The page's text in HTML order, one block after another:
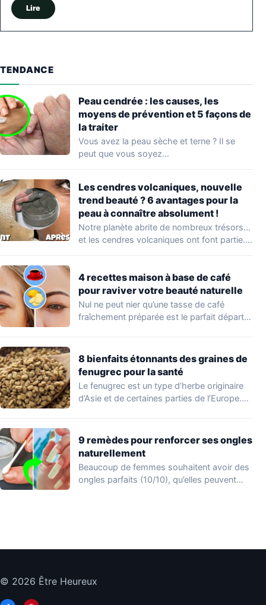
Lire
TENDANCE
Peau cendrée : les causes, les
moyens de prévention et 5 façons de
la traiter
Vous avez la peau sèche et terne ? Il se
peut que vous soyez…
Les cendres volcaniques, nouvelle
trend beauté ? 6 avantages pour la
peau à connaître absolument !
Notre planète abrite de nombreux trésors…
et les cendres volcaniques ont font partie.
4 recettes maison à base de café
pour raviver votre beauté naturelle
Nul ne peut nier qu’une tasse de café
fraîchement préparée est le parfait départ…
8 bienfaits étonnants des graines de
fenugrec pour la santé
Le fenugrec est un type d’herbe originaire
d’Asie et de certaines parties de l’Europe.…
9 remèdes pour renforcer ses ongles
naturellement
Beaucoup de femmes souhaitent avoir des
ongles parfaits (10/10), qu’elles peuvent
© 2026 Être Heureux